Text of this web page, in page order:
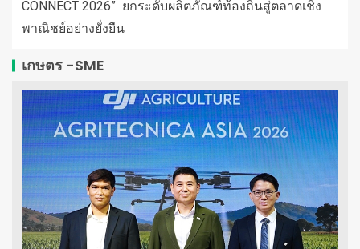
CONNECT 2026” ยกระดับผลิตภัณฑ์ท้องถิ่นสู่ตลาดเชิง
พาณิชย์อย่างยั่งยืน
เกษตร -SME